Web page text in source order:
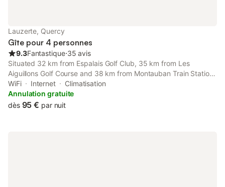
Lauzerte, Quercy
Gîte pour 4 personnes
9.3Fantastique⋅35 avis
Situated 32 km from Espalais Golf Club, 35 km from Les
Aiguillons Golf Course and 38 km from Montauban Train Station,
La Loulove - Nid cosy & design au cœur de Lauzerte features
accommodation set in Lauzerte.
WiFi Internet
Climatisation
Annulation gratuite
dès 95 € par nuit